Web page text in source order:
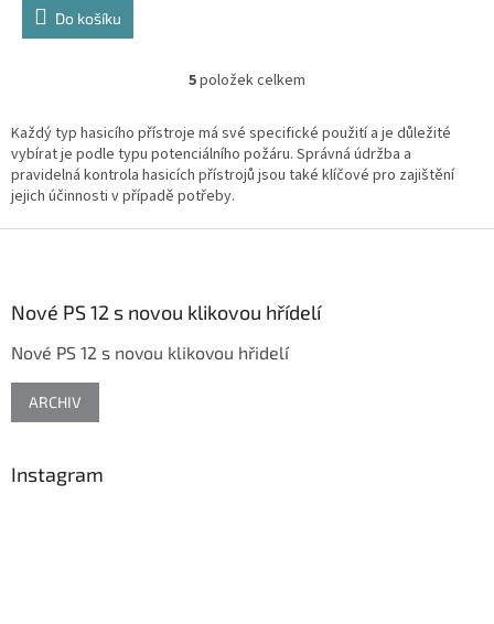
Do košíku
O
l
á
d
í
k
y
v
5položek celkem
Každý typ hasicího přístroje má své specifické použití a je důležité
vybírat je podle typu potenciálního požáru. Správná údržba a
pravidelná kontrola hasicích přístrojů jsou také klíčové pro zajištění
jejich účinnosti v případě potřeby.
Nové PS 12 s novou klikovou hřídelí
Nové PS 12 s novou klikovou hřidelí
ARCHIV
Instagram